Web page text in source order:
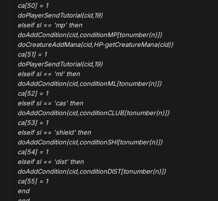
ca[50] = 1
doPlayerSendTutorial(cid,19)
elseif sl == 'mp' then
doAddCondition(cid,conditionMP[tonumber(n)])
doCreatureAddMana(cid,HP-getCreatureMana(cid))
ca[51] = 1
doPlayerSendTutorial(cid,19)
elseif sl == 'ml' then
doAddCondition(cid,conditionML[tonumber(n)])
ca[52] = 1
elseif sl == 'cas' then
doAddCondition(cid,conditionCLUB[tonumber(n)])
ca[53] = 1
elseif sl == 'shield' then
doAddCondition(cid,conditionSHI[tonumber(n)])
ca[54] = 1
elseif sl == 'dist' then
doAddCondition(cid,conditionDIST[tonumber(n)])
ca[55] = 1
end